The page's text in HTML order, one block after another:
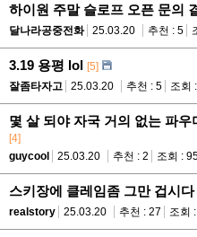
하이원 주말 슬로프 오픈 문의
달나라공중전화
25.03.20 추천 : 5
3.19 용평 lol [5]
잘좀타자고
25.03.20 추천 : 5 조회
몇 살 되야 자국 거의 없는 파
[4]
guycool
25.03.20 추천 : 2 조회 :
스키장에 클레임좀 그만 겁시다
realstory
25.03.20 추천 : 27 조회